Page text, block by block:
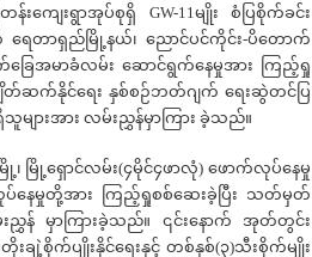
န်းကျေးရွာအုပ်စုရှိ GW-11မျိုး စံပြစိုက်ခင်း
ရေတာရှည်မြို့နယ်၊ ညောင်ပင်ကိုင်း-ပိတောက်
ြေအမာခံလမ်း ဆောင်ရွက်နေမှုအား ကြည့်ရှု
ဆက်နိုင်‌ရေး နှစ်စဉ်ဘတ်ဂျက် ရေးဆွဲတင်ပြ
များအား လမ်းညွှန်မှာကြား ခဲ့သည်။
ြို့ရှောင်လမ်း(၄မိုင်၄ဖာလုံ) ဖောက်လုပ်နေမှု
ပ်နေမှုတို့အား ကြည့်ရှုစစ်ဆေးခဲ့ပြီး သတ်မှတ်
မ်းညွှန် မှာကြားခဲ့သည်။ ၎င်းနောက် အုတ်တွင်း
ချဲ့စိုက်ပျိုးနိုင်ရေးနှင့် တစ်နှစ်(၃)သီးစိုက်မျိုး